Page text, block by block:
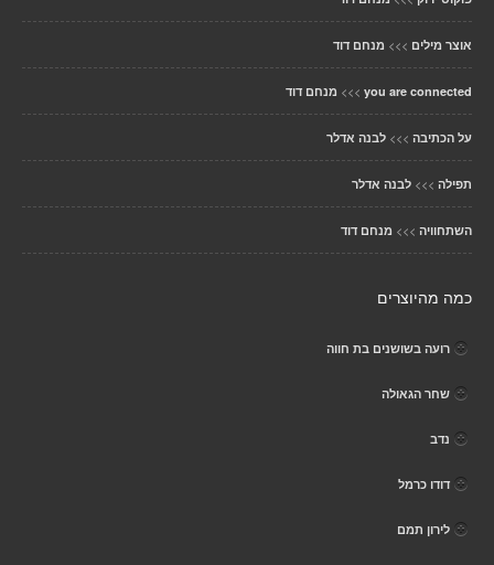
אוצר מילים >>> מנחם דוד
you are connected
>>> מנחם דוד
על הכתיבה >>> לבנה אדלר
תפילה >>> לבנה אדלר
השתחוויה >>> מנחם דוד
כמה מהיוצרים
רועה בשושנים בת חווה
שחר הגאולה
נדב
דודו כרמל
לירון תמם